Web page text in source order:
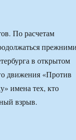
По расчетам
в открытом
движения «Против
имена тех, кто
взрыв.